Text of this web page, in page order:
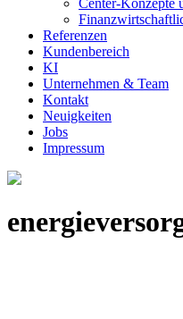
Center-Konzepte
Referenzen
Kundenbereich
KI
Unternehmen & Team
Kontakt
Neuigkeiten
Jobs
Impressum